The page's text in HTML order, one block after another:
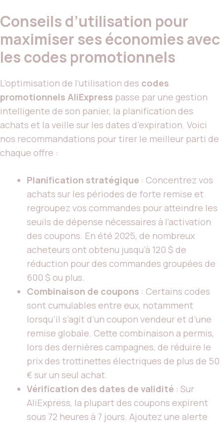
Conseils d’utilisation pour
maximiser ses économies avec
les codes promotionnels
L’optimisation de l’utilisation des codes
promotionnels AliExpress passe par une gestion
intelligente de son panier, la planification des
achats et la veille sur les dates d’expiration. Voici
nos recommandations pour tirer le meilleur parti de
chaque offre :
Planification stratégique : Concentrez vos
achats sur les périodes de forte remise et
regroupez vos commandes pour atteindre les
seuils de dépense nécessaires à l’activation
des coupons. En été 2025, de nombreux
acheteurs ont obtenu jusqu’à 120 $ de
réduction pour des commandes groupées de
600 $ ou plus.
Combinaison de coupons : Certains codes
sont cumulables entre eux, notamment
lorsqu’il s’agit d’un coupon vendeur et d’une
remise globale. Cette combinaison a permis,
lors des dernières campagnes, de réduire le
prix des trottinettes électriques de plus de 50
€ sur un seul achat.
Vérification des dates de validité : Sur
AliExpress, la plupart des coupons expirent
sous 72 heures à 7 jours. Ajoutez une alerte